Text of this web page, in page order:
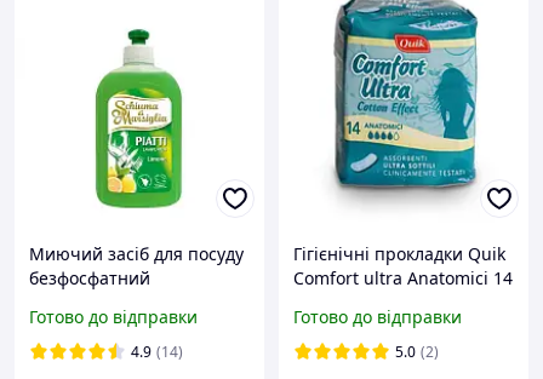
Миючий засіб для посуду
безфосфатний
миття посуду Schiuma DI
Marsiglia Piatti Лимон 500
Готово до відправки
4.9 (14)
Гігієнічні прокладки Quik
Comfort ultra Anatomici 14
Готово до відправки
5.0 (2)